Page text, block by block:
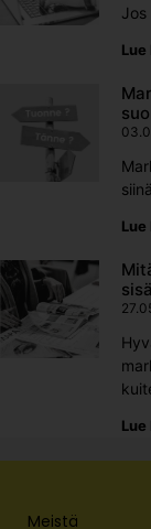
Jos
Lue
Lue
Lue
Meistä